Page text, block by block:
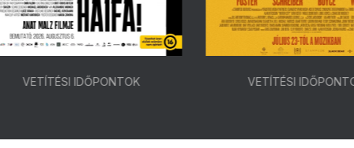
VETÍTÉSI IDŐPONTOK VETÍTÉSI IDŐPONTOK